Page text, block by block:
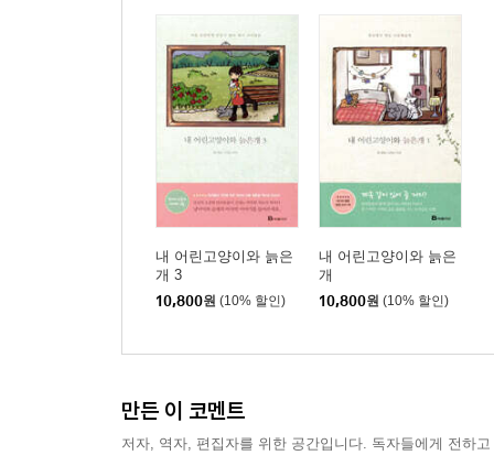
내 어린고양이와 늙은
개 3
10,800원 (10% 할인)
내 어린고양이와 늙은
개
10,800원 (10% 할인)
만든 이 코멘트
저자, 역자, 편집자를 위한 공간입니다. 독자들에게 전하